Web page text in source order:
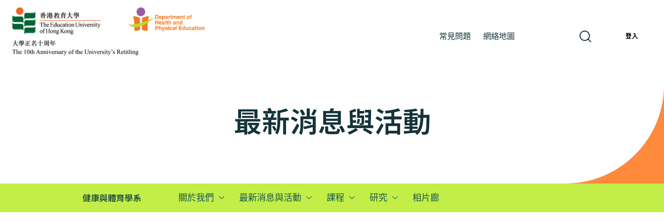
常見問題 網絡地圖 登入
最新消息與活動
健康與體育學系 關於我們 最新消息與活動 課程 研究 相片廊